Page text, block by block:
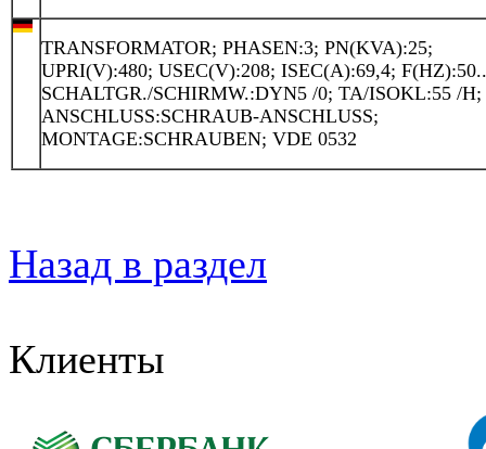
TRANSFORMATOR; PHASEN:3; PN(KVA):25;
UPRI(V):480; USEC(V):208; ISEC(A):69,4;
SCHALTGR./SCHIRMW.:DYN5 /0; TA/ISOKL:55 /H;
ANSCHLUSS:SCHRAUB-ANSCHLUSS;
MONTAGE:SCHRAUBEN; VDE 0532
Назад в раздел
Клиенты